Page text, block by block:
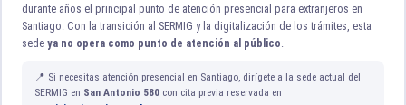
durante años el principal punto de atención presencial para extranjeros en
Santiago. Con la transición al SERMIG y la digitalización de los trámites, esta
sede ya no opera como punto de atención al público
📍 Si necesitas atención presencial en Santiago, dirígete a la sede actual del
SERMIG en San Antonio 580 con cita previa reservada en